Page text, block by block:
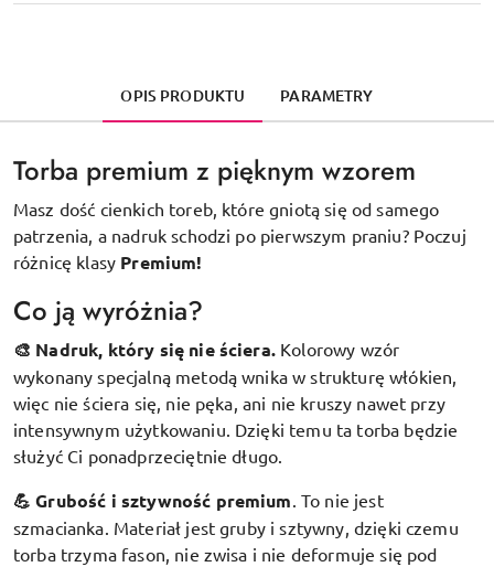
OPIS PRODUKTU PARAMETRY
Torba premium z pięknym wzorem
Masz dość cienkich toreb, które gniotą się od samego
patrzenia, a nadruk schodzi po pierwszym praniu? Poczuj
różnicę klasy Premium!
Co ją wyróżnia?
🎨 Nadruk, który się nie ściera. Kolorowy wzór
wykonany specjalną metodą wnika w strukturę włókien,
więc nie ściera się, nie pęka, ani nie kruszy nawet przy
intensywnym użytkowaniu. Dzięki temu ta torba będzie
służyć Ci ponadprzeciętnie długo.
💪 Grubość i sztywność premium To nie jest
szmacianka. Materiał jest gruby i sztywny, dzięki czemu
torba trzyma fason, nie zwisa i nie deformuje się pod